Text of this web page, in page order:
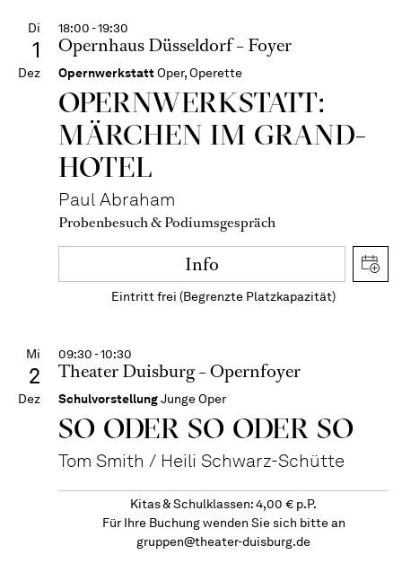
Di
1
Dez
18:00 - 19:30
Opernhaus Düsseldorf – Foyer
OpernwerkstattOper, Operette
OPERN­WERKSTATT:
MÄRCHEN IM GRAND-
HOTEL
Paul Abraham
Probenbesuch & Podiumsgespräch
Info
Eintritt frei (Begrenzte Platzkapazität)
Mi
2
Dez
09:30 - 10:30
Theater Duisburg – Opernfoyer
SchulvorstellungJunge Oper
SO ODER SO ODER SO
Tom Smith / Heili Schwarz-Schütte
Kitas & Schulklassen: 4,00 € p.P.
Für Ihre Buchung wenden Sie sich bitte an
gruppen@theater-duisburg.de